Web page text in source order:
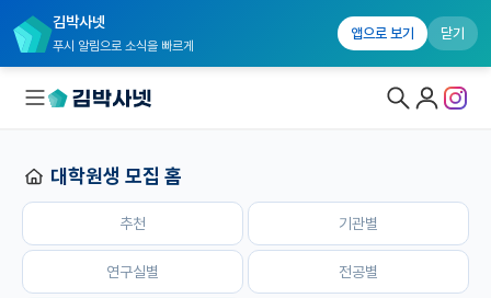
김박사넷
푸시 알림으로 소식을 빠르게
앱으로 보기 닫기
대학원생 모집
대학원생 모집 홈
기관별 모집 정보
대학원생 모집 홈
추천 기관별
연구실별 전공별
홈 추천 지역별